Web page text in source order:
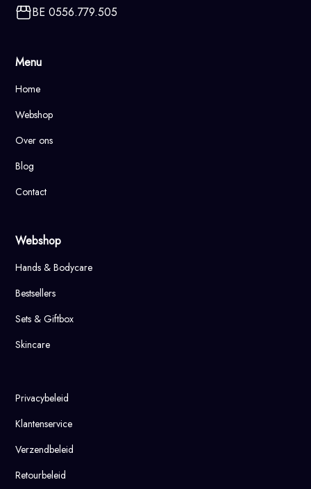
BE 0556.779.505
Menu
Home
Webshop
Over ons
Blog
Contact
Webshop
Hands & Bodycare
Bestsellers
Sets & Giftbox
Skincare
Privacybeleid
Klantenservice
Verzendbeleid
Retourbeleid